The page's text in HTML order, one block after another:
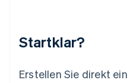
Startklar?
Erstellen Sie direkt
Nederlands English
Norwegen
Österreich